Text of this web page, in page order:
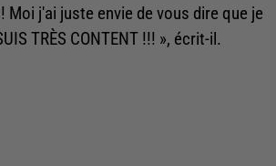
Moi j'ai juste envie de vous dire que je
TRÈS CONTENT !!! », écrit-il.